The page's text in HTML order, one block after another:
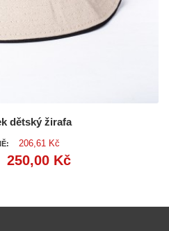
dětský žirafa
206,61 Kč
250,00 Kč